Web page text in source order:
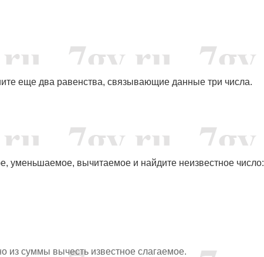
еще два равенства, связывающие данные три числа.
уменьшаемое, вычитаемое и найдите неизвестное число:
из суммы вычесть известное слагаемое.